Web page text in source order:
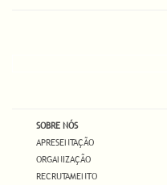
SOBRE NÓS
APRESENTAÇÃO
ORGANIZAÇÃO
RECRUTAMENTO